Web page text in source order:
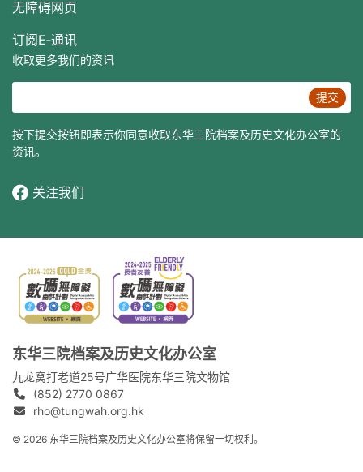
无障碍网页
订阅E‐通讯
收取更多我们的资讯
提交
按下提交按钮即表示你同意收取东华三院档案及历史文化办公室的
资讯。
关注我们
东华三院档案及历史文化办公室
九龙窝打老道25号广华医院东华三院文物馆
(852) 2770 0867
rho@tungwah.org.hk
© 2026 东华三院档案及历史文化办公室将保留一切权利。